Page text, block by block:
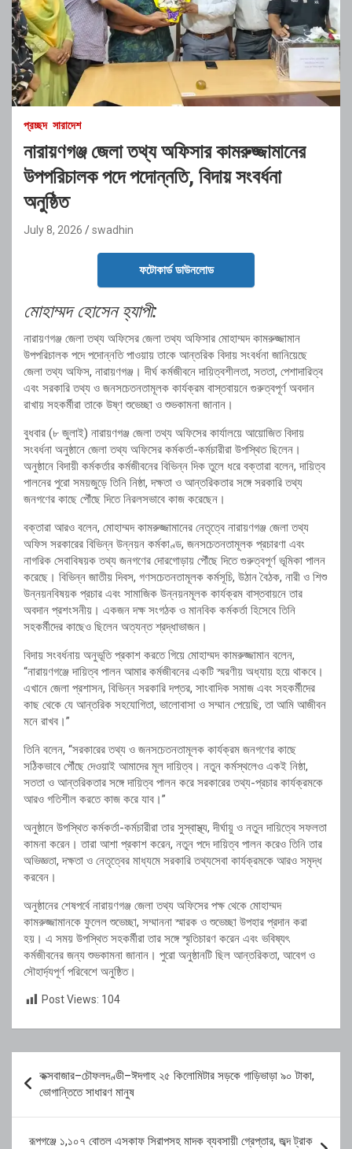
প্রচ্ছদ সারাদেশ
নারায়ণগঞ্জ জেলা তথ্য অফিসার কামরুজ্জামানের
উপপরিচালক পদে পদোন্নতি, বিদায় সংবর্ধনা
অনুষ্ঠিত
July 8, 2026 swadhin
ফটোকার্ড ডাউনলোড
মোহাম্মদ হোসেন হ্যাপী:
নারায়ণগঞ্জ জেলা তথ্য অফিসের জেলা তথ্য অফিসার মোহাম্মদ কামরুজ্জামান
উপপরিচালক পদে পদোন্নতি পাওয়ায় তাকে আন্তরিক বিদায় সংবর্ধনা জানিয়েছে
জেলা তথ্য অফিস, নারায়ণগঞ্জ। দীর্ঘ কর্মজীবনে দায়িত্বশীলতা, সততা, পেশাদারিত্ব
এবং সরকারি তথ্য ও জনসচেতনতামূলক কার্যক্রম বাস্তবায়নে গুরুত্বপূর্ণ অবদান
রাখায় সহকর্মীরা তাকে উষ্ণ শুভেচ্ছা ও শুভকামনা জানান।
বুধবার (৮ জুলাই) নারায়ণগঞ্জ জেলা তথ্য অফিসের কার্যালয়ে আয়োজিত বিদায়
সংবর্ধনা অনুষ্ঠানে জেলা তথ্য অফিসের কর্মকর্তা-কর্মচারীরা উপস্থিত ছিলেন।
অনুষ্ঠানে বিদায়ী কর্মকর্তার কর্মজীবনের বিভিন্ন দিক তুলে ধরে বক্তারা বলেন, দায়িত্ব
পালনের পুরো সময়জুড়ে তিনি নিষ্ঠা, দক্ষতা ও আন্তরিকতার সঙ্গে সরকারি তথ্য
জনগণের কাছে পৌঁছে দিতে নিরলসভাবে কাজ করেছেন।
বক্তারা আরও বলেন, মোহাম্মদ কামরুজ্জামানের নেতৃত্বে নারায়ণগঞ্জ জেলা তথ্য
অফিস সরকারের বিভিন্ন উন্নয়ন কর্মকাণ্ড, জনসচেতনতামূলক প্রচারণা এবং
নাগরিক সেবাবিষয়ক তথ্য জনগণের দোরগোড়ায় পৌঁছে দিতে গুরুত্বপূর্ণ ভূমিকা পালন
করেছে। বিভিন্ন জাতীয় দিবস, গণসচেতনতামূলক কর্মসূচি, উঠান বৈঠক, নারী ও শিশু
উন্নয়নবিষয়ক প্রচার এবং সামাজিক উন্নয়নমূলক কার্যক্রম বাস্তবায়নে তার
অবদান প্রশংসনীয়। একজন দক্ষ সংগঠক ও মানবিক কর্মকর্তা হিসেবে তিনি
সহকর্মীদের কাছেও ছিলেন অত্যন্ত শ্রদ্ধাভাজন।
বিদায় সংবর্ধনায় অনুভূতি প্রকাশ করতে গিয়ে মোহাম্মদ কামরুজ্জামান বলেন,
“নারায়ণগঞ্জে দায়িত্ব পালন আমার কর্মজীবনের একটি স্মরণীয় অধ্যায় হয়ে থাকবে।
এখানে জেলা প্রশাসন, বিভিন্ন সরকারি দপ্তর, সাংবাদিক সমাজ এবং সহকর্মীদের
কাছ থেকে যে আন্তরিক সহযোগিতা, ভালোবাসা ও সম্মান পেয়েছি, তা আমি আজীবন
মনে রাখব।”
তিনি বলেন, “সরকারের তথ্য ও জনসচেতনতামূলক কার্যক্রম জনগণের কাছে
সঠিকভাবে পৌঁছে দেওয়াই আমাদের মূল দায়িত্ব। নতুন কর্মস্থলেও একই নিষ্ঠা,
সততা ও আন্তরিকতার সঙ্গে দায়িত্ব পালন করে সরকারের তথ্য-প্রচার কার্যক্রমকে
আরও গতিশীল করতে কাজ করে যাব।”
অনুষ্ঠানে উপস্থিত কর্মকর্তা-কর্মচারীরা তার সুস্বাস্থ্য, দীর্ঘায়ু ও নতুন দায়িত্বে সফলতা
কামনা করেন। তারা আশা প্রকাশ করেন, নতুন পদে দায়িত্ব পালন করেও তিনি তার
অভিজ্ঞতা, দক্ষতা ও নেতৃত্বের মাধ্যমে সরকারি তথ্যসেবা কার্যক্রমকে আরও সমৃদ্ধ
করবেন।
অনুষ্ঠানের শেষপর্বে নারায়ণগঞ্জ জেলা তথ্য অফিসের পক্ষ থেকে মোহাম্মদ
কামরুজ্জামানকে ফুলেল শুভেচ্ছা, সম্মাননা স্মারক ও শুভেচ্ছা উপহার প্রদান করা
হয়। এ সময় উপস্থিত সহকর্মীরা তার সঙ্গে স্মৃতিচারণ করেন এবং ভবিষ্যৎ
কর্মজীবনের জন্য শুভকামনা জানান। পুরো অনুষ্ঠানটি ছিল আন্তরিকতা, আবেগ ও
সৌহার্দ্যপূর্ণ পরিবেশে অনুষ্ঠিত।
Post Views: 104
navigation
কক্সবাজার–চৌফলদণ্ডী–ঈদগাহ ২৫ কিলোমিটার সড়কে গাড়িভাড়া ৯০ টাকা,
ভোগান্তিতে সাধারণ মানুষ
রূপগঞ্জে ১,১০৭ বোতল এসকাফ সিরাপসহ মাদক ব্যবসায়ী গ্রেপ্তার, জব্দ ট্রাক